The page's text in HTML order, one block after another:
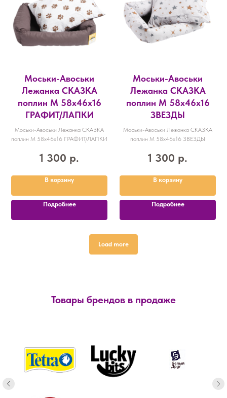
Моськи-Авоськи
Лежанка СКАЗКА
поплин M 58х46х16
ГРАФИТ/ЛАПКИ
Моськи-Авоськи Лежанка СКАЗКА
поплин M 58х46х16 ГРАФИТ/ЛАПКИ
1 300 р.
В корзину
Подробнее
Моськи-Авоськи
Лежанка СКАЗКА
поплин M 58х46х16
ЗВЕЗДЫ
Моськи-Авоськи Лежанка СКАЗКА
поплин M 58х46х16 ЗВЕЗДЫ
1 300 р.
В корзину
Подробнее
Load more
Товары брендов в продаже